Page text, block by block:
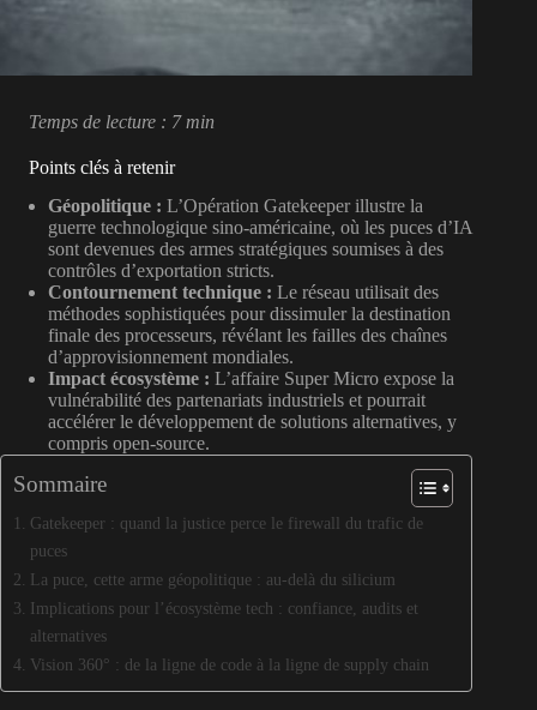
Temps de lecture : 7 min
Points clés à retenir
Géopolitique : L’Opération Gatekeeper illustre la
guerre technologique sino-américaine, où les puces d’IA
sont devenues des armes stratégiques soumises à des
contrôles d’exportation stricts.
Contournement technique : Le réseau utilisait des
méthodes sophistiquées pour dissimuler la destination
finale des processeurs, révélant les failles des chaînes
d’approvisionnement mondiales.
Impact écosystème : L’affaire Super Micro expose la
vulnérabilité des partenariats industriels et pourrait
accélérer le développement de solutions alternatives, y
compris open-source.
Sommaire
Gatekeeper : quand la justice perce le firewall du trafic de
puces
La puce, cette arme géopolitique : au-delà du silicium
Implications pour l’écosystème tech : confiance, audits et
alternatives
Vision 360° : de la ligne de code à la ligne de supply chain